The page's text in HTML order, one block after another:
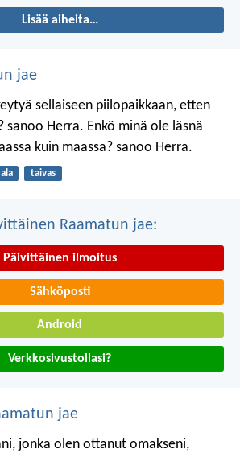
Lisää aiheita…
jae
sellaiseen piilopaikkaan, etten
sanoo Herra. Enkö minä ole läsnä
kuin maassa? sanoo Herra.
taivas
Raamatun jae:
Päivittäinen ilmoitus
Sähköposti
Android
Verkkosivustollasi?
jae
jonka olen ottanut omakseni,